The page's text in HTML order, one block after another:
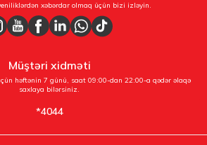
xəbərdar olmaq üçün bizi izləyin.
Müştəri xidməti
həftənin 7 günü, saat 09:00-dan 22:00-a qədər əlaqə
saxlaya bilərsiniz.
*4044